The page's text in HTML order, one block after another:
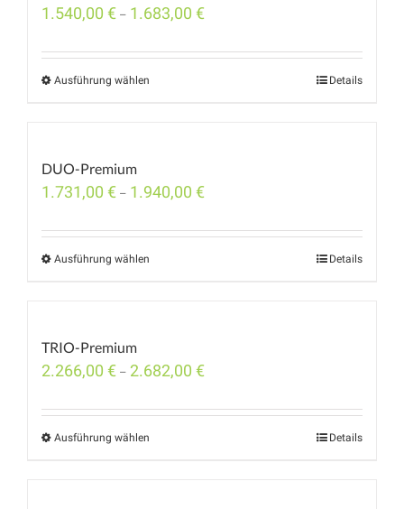
1.540,00 € – 1.683,00 €
Ausführung wählen Details
DUO-Premium
1.731,00 € – 1.940,00 €
Ausführung wählen Details
TRIO-Premium
2.266,00 € – 2.682,00 €
Ausführung wählen Details